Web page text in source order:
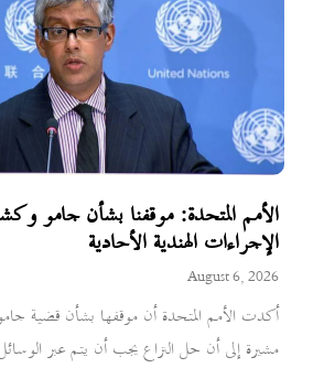
الأمم المتحدة: موقفنا بشأن جامو
الإجراءات الهندية الأحادية
August 6, 2026
أكدت الأمم المتحدة أن موقفها بشأن قضية
مشيرة إلى أن حل النزاع يجب أن يتم عبر